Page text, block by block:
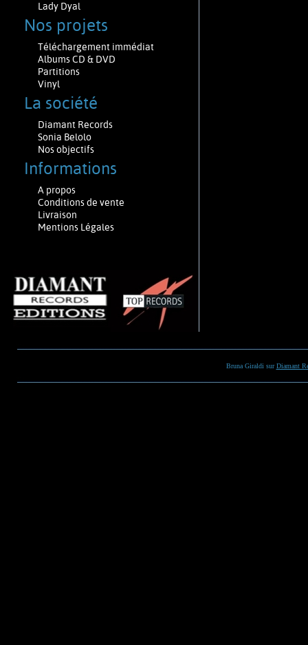
Lady Dyal
Nos projets
Téléchargement immédiat
Albums CD & DVD
Partitions
Vinyl
La société
Diamant Records
Sonia Belolo
Nos objectifs
Informations
A propos
Conditions de vente
Livraison
Mentions Légales
Bruna Giraldi surDiamant